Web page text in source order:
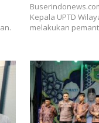
Kepala UPTD
melakukan